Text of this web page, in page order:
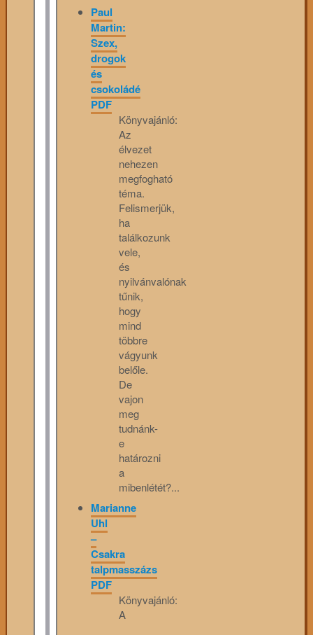
Paul
Martin:
Szex,
drogok
és
csokoládé
PDF
Könyvajánló:
Az
élvezet
nehezen
megfogható
téma.
Felismerjük,
ha
találkozunk
vele,
és
nyilvánvalónak
tűnik,
hogy
mind
többre
vágyunk
belőle.
De
vajon
meg
tudnánk-
e
határozni
a
mibenlétét?...
Marianne
Uhl
–
Csakra
talpmasszázs
PDF
Könyvajánló:
A